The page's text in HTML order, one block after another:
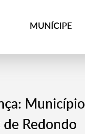
MUNÍCIPE
de Redondo